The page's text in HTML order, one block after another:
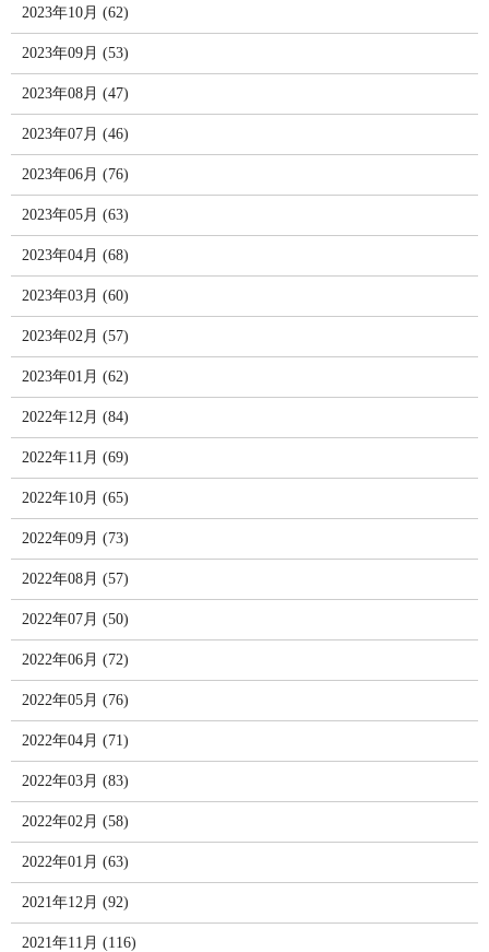
2023年10月 (62)
2023年09月 (53)
2023年08月 (47)
2023年07月 (46)
2023年06月 (76)
2023年05月 (63)
2023年04月 (68)
2023年03月 (60)
2023年02月 (57)
2023年01月 (62)
2022年12月 (84)
2022年11月 (69)
2022年10月 (65)
2022年09月 (73)
2022年08月 (57)
2022年07月 (50)
2022年06月 (72)
2022年05月 (76)
2022年04月 (71)
2022年03月 (83)
2022年02月 (58)
2022年01月 (63)
2021年12月 (92)
2021年11月 (116)